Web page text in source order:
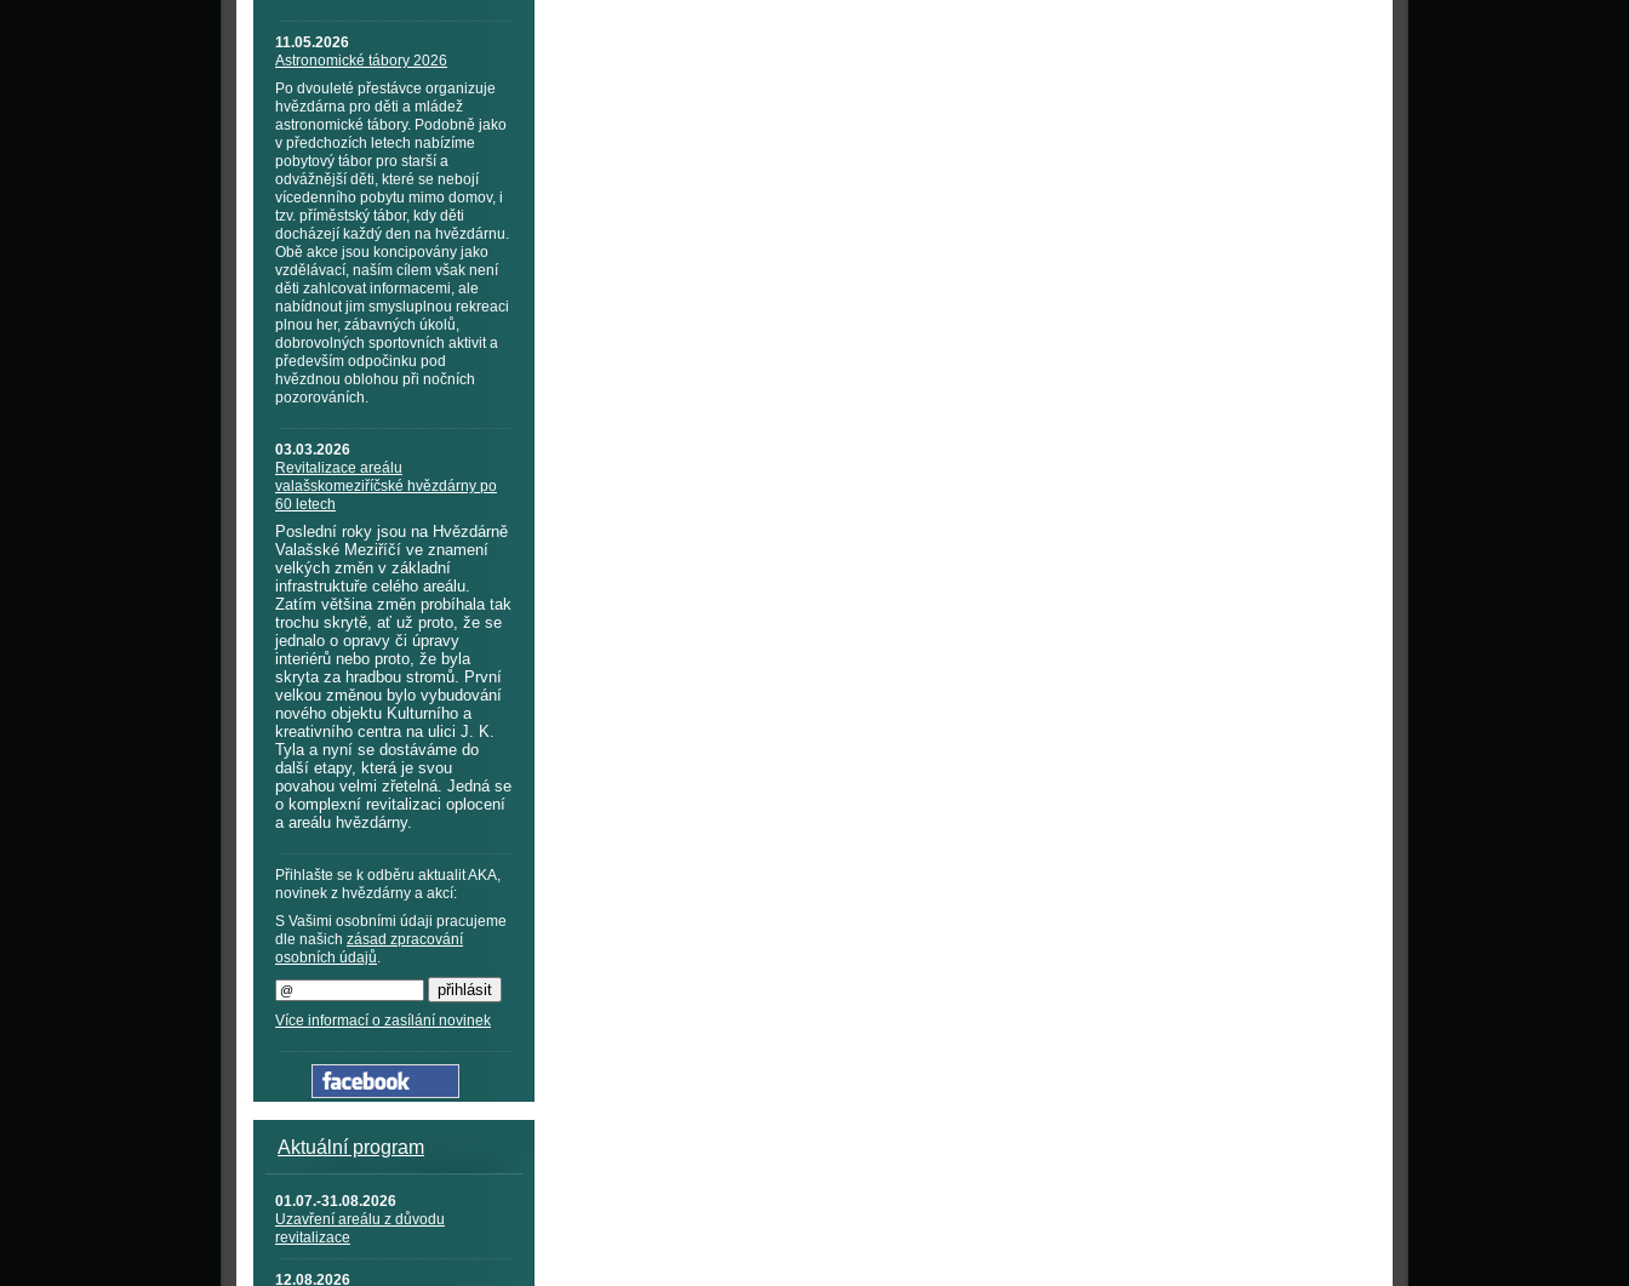
11.05.2026
Astronomické tábory 2026
Po dvouleté přestávce organizuje
hvězdárna pro děti a mládež
astronomické tábory. Podobně jako
v předchozích letech nabízíme
pobytový tábor pro starší a
odvážnější děti, které se nebojí
vícedenního pobytu mimo domov, i
tzv. příměstský tábor, kdy děti
docházejí každý den na hvězdárnu.
Obě akce jsou koncipovány jako
vzdělávací, naším cílem však není
děti zahlcovat informacemi, ale
nabídnout jim smysluplnou rekreaci
plnou her, zábavných úkolů,
dobrovolných sportovních aktivit a
především odpočinku pod
hvězdnou oblohou při nočních
pozorováních.
03.03.2026
Revitalizace areálu
valašskomeziříčské hvězdárny po
60 letech
Poslední roky jsou na Hvězdárně
Valašské Meziříčí ve znamení
velkých změn v základní
infrastruktuře celého areálu.
Zatím většina změn probíhala tak
trochu skrytě, ať už proto, že se
jednalo o opravy či úpravy
interiérů nebo proto, že byla
skryta za hradbou stromů. První
velkou změnou bylo vybudování
nového objektu Kulturního a
kreativního centra na ulici J. K.
Tyla a nyní se dostáváme do
další etapy, která je svou
povahou velmi zřetelná. Jedná se
o komplexní revitalizaci oplocení
a areálu hvězdárny.
Přihlašte se k odběru aktualit AKA,
novinek z hvězdárny a akcí:
S Vašimi osobními údaji pracujeme
dle našich zásad zpracování
osobních údajů.
Více informací o zasílání novinek
Aktuální program
01.07.-31.08.2026
Uzavření areálu z důvodu
revitalizace
12.08.2026